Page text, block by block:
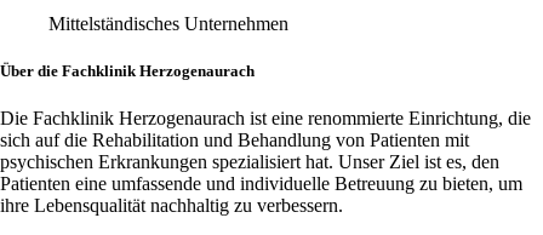
Mittelständisches Unternehmen
Über die Fachklinik Herzogenaurach
Die Fachklinik Herzogenaurach ist eine renommierte Einrichtung, die
sich auf die Rehabilitation und Behandlung von Patienten mit
psychischen Erkrankungen spezialisiert hat. Unser Ziel ist es, den
Patienten eine umfassende und individuelle Betreuung zu bieten, um
ihre Lebensqualität nachhaltig zu verbessern.